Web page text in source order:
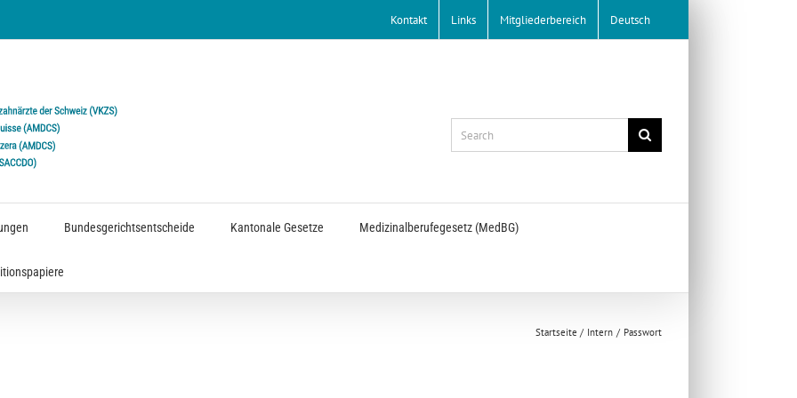
Kontakt Links Mitgliederbereich Deutsch
Search
for:
Bundesgerichtsentscheide Kantonale Gesetze Medizinalberufegesetz (MedBG)
Startseite Intern Passwort